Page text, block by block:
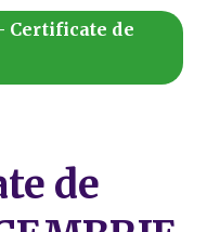
Certificate de
de